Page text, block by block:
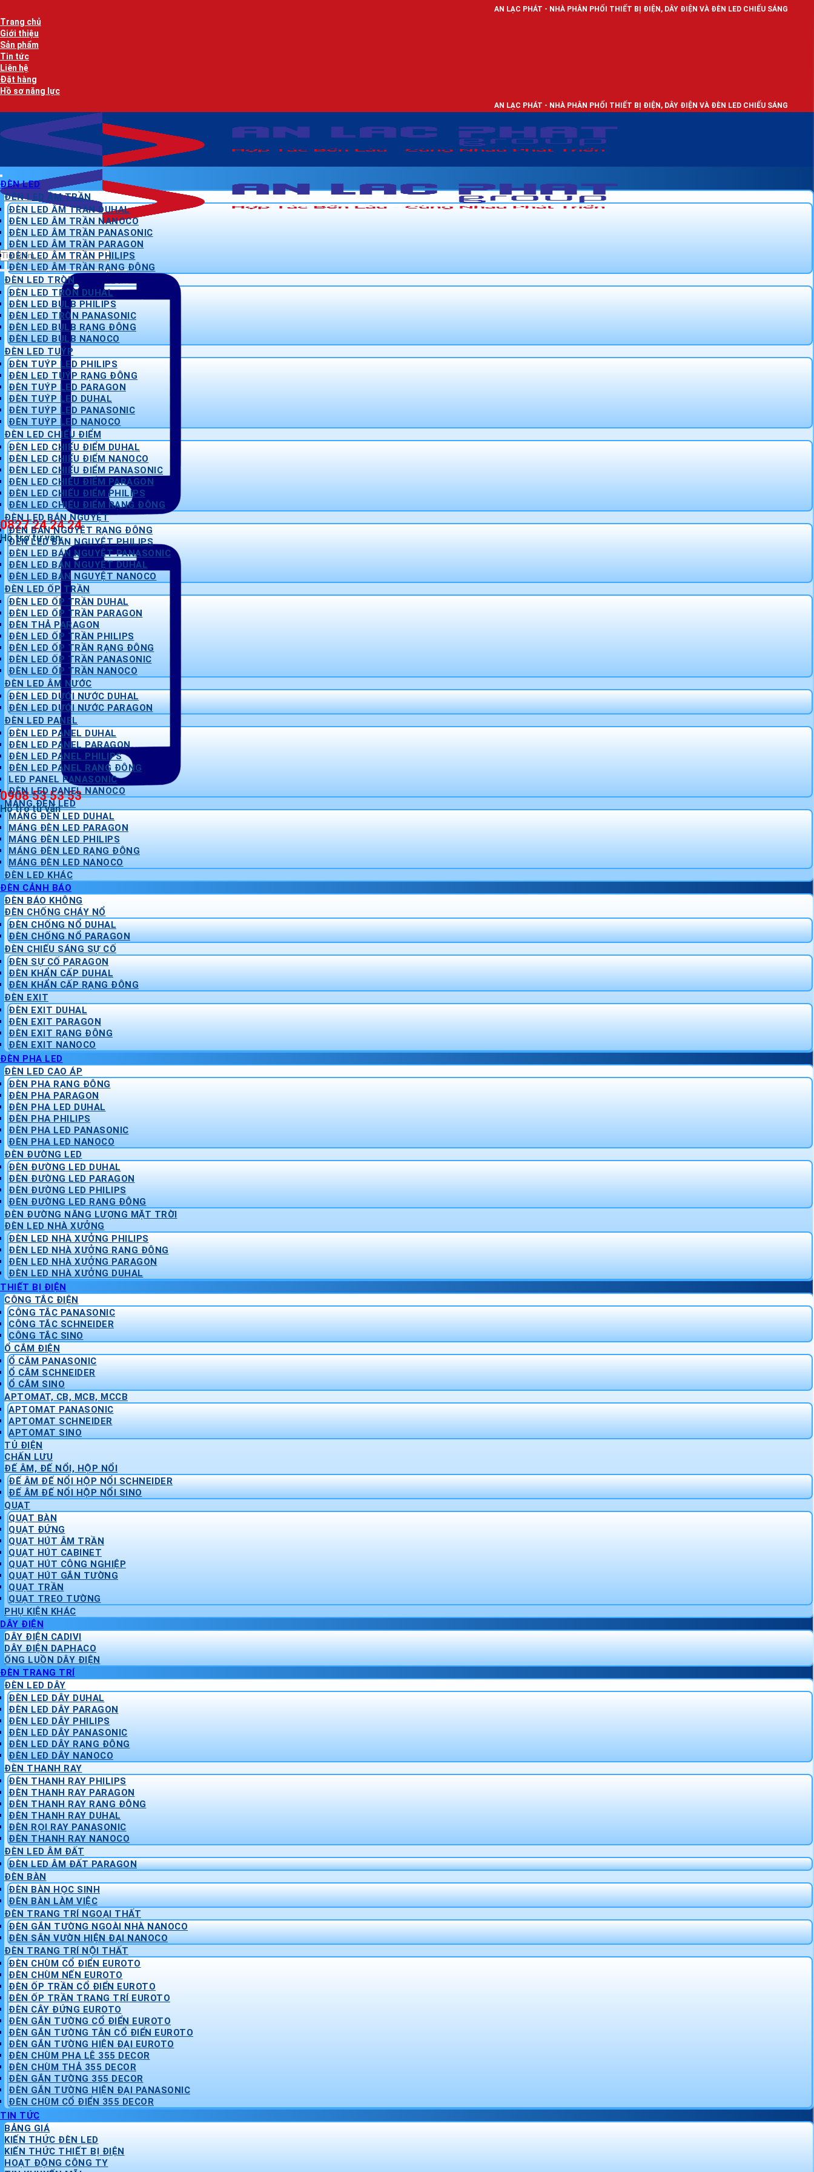
qua
nội
dung
AN LẠC PHÁT - NHÀ PHÂN PHỐI THIẾT BỊ ĐIỆN, DÂY ĐIỆN VÀ ĐÈN LED CHIẾU SÁNG
Trang chủ
Giới thiệu
Sản phẩm
Tin tức
Liên hệ
Đặt hàng
Hồ sơ năng lực
AN LẠC PHÁT - NHÀ PHÂN PHỐI THIẾT BỊ ĐIỆN, DÂY ĐIỆN VÀ ĐÈN LED CHIẾU SÁNG
Tìm
kiếm:
0827 24 24 24
Hỗ trợ tư vấn
0908 53 53 53
Hỗ trợ tư vấn
ĐÈN LED
ĐÈN LED ÂM TRẦN
ĐÈN LED ÂM TRẦN DUHAL
ĐÈN LED ÂM TRẦN NANOCO
ĐÈN LED ÂM TRẦN PANASONIC
ĐÈN LED ÂM TRẦN PARAGON
ĐÈN LED ÂM TRẦN PHILIPS
ĐÈN LED ÂM TRẦN RẠNG ĐÔNG
ĐÈN LED TRÒN
ĐÈN LED TRÒN DUHAL
ĐÈN LED BULB PHILIPS
ĐÈN LED TRÒN PANASONIC
ĐÈN LED BULB RẠNG ĐÔNG
ĐÈN LED BULB NANOCO
ĐÈN LED TUÝP
ĐÈN TUÝP LED PHILIPS
ĐÈN LED TUÝP RẠNG ĐÔNG
ĐÈN TUÝP LED PARAGON
ĐÈN TUÝP LED DUHAL
ĐÈN TUÝP LED PANASONIC
ĐÈN TUÝP LED NANOCO
ĐÈN LED CHIẾU ĐIỂM
ĐÈN LED CHIẾU ĐIỂM DUHAL
ĐÈN LED CHIẾU ĐIỂM NANOCO
ĐÈN LED CHIẾU ĐIỂM PANASONIC
ĐÈN LED CHIẾU ĐIỂM PARAGON
ĐÈN LED CHIẾU ĐIỂM PHILIPS
ĐÈN LED CHIẾU ĐIỂM RẠNG ĐÔNG
ĐÈN LED BÁN NGUYỆT
ĐÈN BÁN NGUYỆT RẠNG ĐÔNG
ĐÈN LED BÁN NGUYỆT PHILIPS
ĐÈN LED BÁN NGUYỆT PANASONIC
ĐÈN LED BÁN NGUYỆT DUHAL
ĐÈN LED BÁN NGUYỆT NANOCO
ĐÈN LED ỐP TRẦN
ĐÈN LED ỐP TRẦN DUHAL
ĐÈN LED ỐP TRẦN PARAGON
ĐÈN THẢ PARAGON
ĐÈN LED ỐP TRẦN PHILIPS
ĐÈN LED ỐP TRẦN RẠNG ĐÔNG
ĐÈN LED ỐP TRẦN PANASONIC
ĐÈN LED ỐP TRẦN NANOCO
ĐÈN LED ÂM NƯỚC
ĐÈN LED DƯỚI NƯỚC DUHAL
ĐÈN LED DƯỚI NƯỚC PARAGON
ĐÈN LED PANEL
ĐÈN LED PANEL DUHAL
ĐÈN LED PANEL PARAGON
ĐÈN LED PANEL PHILIPS
ĐÈN LED PANEL RẠNG ĐÔNG
LED PANEL PANASONIC
ĐÈN LED PANEL NANOCO
MÁNG ĐÈN LED
MÁNG ĐÈN LED DUHAL
MÁNG ĐÈN LED PARAGON
MÁNG ĐÈN LED PHILIPS
MÁNG ĐÈN LED RẠNG ĐÔNG
MÁNG ĐÈN LED NANOCO
ĐÈN LED KHÁC
ĐÈN CẢNH BÁO
ĐÈN BÁO KHÔNG
ĐÈN CHỐNG CHÁY NỔ
ĐÈN CHỐNG NỔ DUHAL
ĐÈN CHỐNG NỔ PARAGON
ĐÈN CHIẾU SÁNG SỰ CỐ
ĐÈN SỰ CỐ PARAGON
ĐÈN KHẨN CẤP DUHAL
ĐÈN KHẨN CẤP RẠNG ĐÔNG
ĐÈN EXIT
ĐÈN EXIT DUHAL
ĐÈN EXIT PARAGON
ĐÈN EXIT RẠNG ĐÔNG
ĐÈN EXIT NANOCO
ĐÈN PHA LED
ĐÈN LED CAO ÁP
ĐÈN PHA RẠNG ĐÔNG
ĐÈN PHA PARAGON
ĐÈN PHA LED DUHAL
ĐÈN PHA PHILIPS
ĐÈN PHA LED PANASONIC
ĐÈN PHA LED NANOCO
ĐÈN ĐƯỜNG LED
ĐÈN ĐƯỜNG LED DUHAL
ĐÈN ĐƯỜNG LED PARAGON
ĐÈN ĐƯỜNG LED PHILIPS
ĐÈN ĐƯỜNG LED RẠNG ĐÔNG
ĐÈN ĐƯỜNG NĂNG LƯỢNG MẶT TRỜI
ĐÈN LED NHÀ XƯỞNG
ĐÈN LED NHÀ XƯỞNG PHILIPS
ĐÈN LED NHÀ XƯỞNG RẠNG ĐÔNG
ĐÈN LED NHÀ XƯỞNG PARAGON
ĐÈN LED NHÀ XƯỞNG DUHAL
THIẾT BỊ ĐIỆN
CÔNG TẮC ĐIỆN
CÔNG TẮC PANASONIC
CÔNG TẮC SCHNEIDER
CÔNG TẮC SINO
Ổ CẮM ĐIỆN
Ổ CẮM PANASONIC
Ổ CẮM SCHNEIDER
Ổ CẮM SINO
APTOMAT, CB, MCB, MCCB
APTOMAT PANASONIC
APTOMAT SCHNEIDER
APTOMAT SINO
TỦ ĐIỆN
CHẤN LƯU
ĐẾ ÂM, ĐẾ NỔI, HỘP NỔI
ĐẾ ÂM ĐẾ NỔI HỘP NỔI SCHNEIDER
ĐẾ ÂM ĐẾ NỔI HỘP NỔI SINO
QUẠT
QUẠT BÀN
QUẠT ĐỨNG
QUẠT HÚT ÂM TRẦN
QUẠT HÚT CABINET
QUẠT HÚT CÔNG NGHIỆP
QUẠT HÚT GẮN TƯỜNG
QUẠT TRẦN
QUẠT TREO TƯỜNG
PHỤ KIỆN KHÁC
DÂY ĐIỆN
DÂY ĐIỆN CADIVI
DÂY ĐIỆN DAPHACO
ỐNG LUỒN DÂY ĐIỆN
ĐÈN TRANG TRÍ
ĐÈN LED DÂY
ĐÈN LED DÂY DUHAL
ĐÈN LED DÂY PARAGON
ĐÈN LED DÂY PHILIPS
ĐÈN LED DÂY PANASONIC
ĐÈN LED DÂY RẠNG ĐÔNG
ĐÈN LED DÂY NANOCO
ĐÈN THANH RAY
ĐÈN THANH RAY PHILIPS
ĐÈN THANH RAY PARAGON
ĐÈN THANH RAY RẠNG ĐÔNG
ĐÈN THANH RAY DUHAL
ĐÈN RỌI RAY PANASONIC
ĐÈN THANH RAY NANOCO
ĐÈN LED ÂM ĐẤT
ĐÈN LED ÂM ĐẤT PARAGON
ĐÈN BÀN
ĐÈN BÀN HỌC SINH
ĐÈN BÀN LÀM VIỆC
ĐÈN TRANG TRÍ NGOẠI THẤT
ĐÈN GẮN TƯỜNG NGOÀI NHÀ NANOCO
ĐÈN SÂN VƯỜN HIỆN ĐẠI NANOCO
ĐÈN TRANG TRÍ NỘI THẤT
ĐÈN CHÙM CỔ ĐIỂN EUROTO
ĐÈN CHÙM NẾN EUROTO
ĐÈN ỐP TRẦN CỔ ĐIỂN EUROTO
ĐÈN ỐP TRẦN TRANG TRÍ EUROTO
ĐÈN CÂY ĐỨNG EUROTO
ĐÈN GẮN TƯỜNG CỔ ĐIỂN EUROTO
ĐÈN GẮN TƯỜNG TÂN CỔ ĐIỂN EUROTO
ĐÈN GẮN TƯỜNG HIỆN ĐẠI EUROTO
ĐÈN CHÙM PHA LÊ 355 DECOR
ĐÈN CHÙM THẢ 355 DECOR
ĐÈN GẮN TƯỜNG 355 DECOR
ĐÈN GẮN TƯỜNG HIỆN ĐẠI PANASONIC
ĐÈN CHÙM CỔ ĐIỂN 355 DECOR
TIN TỨC
BẢNG GIÁ
KIẾN THỨC ĐÈN LED
KIẾN THỨC THIẾT BỊ ĐIỆN
HOẠT ĐỘNG CÔNG TY